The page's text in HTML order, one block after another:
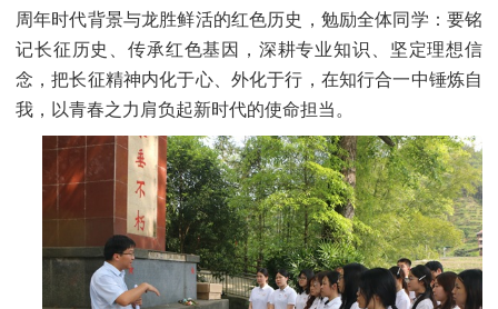
周年时代背景与龙胜鲜活的红色历史，勉励全体同学：要铭
记长征历史、传承红色基因，深耕专业知识、坚定理想信
念，把长征精神内化于心、外化于行，在知行合一中锤炼自
我，以青春之力肩负起新时代的使命担当。